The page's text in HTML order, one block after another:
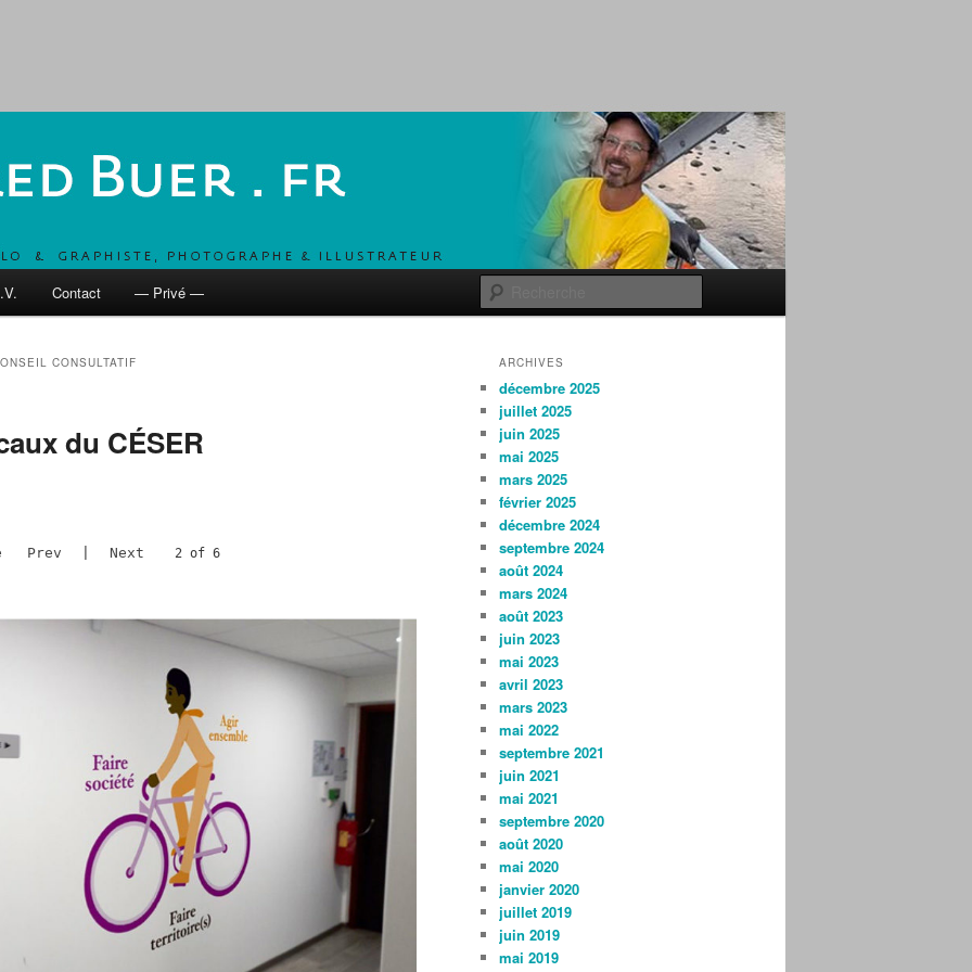
fr
Contact — Privé —
CONSULTATIF
du CÉSER
Prev Next 2 of 6
ARCHIVES
décembre 2025
juillet 2025
juin 2025
mai 2025
mars 2025
février 2025
décembre 2024
septembre 2024
août 2024
mars 2024
août 2023
juin 2023
mai 2023
avril 2023
mars 2023
mai 2022
septembre 2021
juin 2021
mai 2021
septembre 2020
août 2020
mai 2020
janvier 2020
juillet 2019
juin 2019
mai 2019